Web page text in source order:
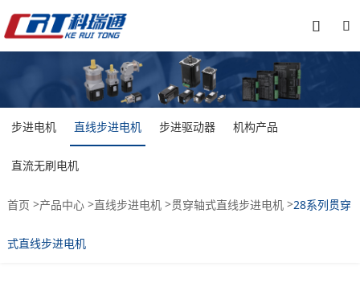


步进电机 直线步进电机 步进驱动器 机构产品
直流无刷电机
首页 >产品中心>直线步进电机>贯穿轴式直线步进电机>28系列贯穿
式直线步进电机